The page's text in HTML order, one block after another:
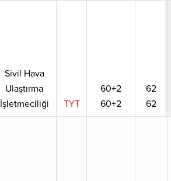
Sivil Hava
Ulaştırma
İşletmeciliği
TYT
60+2
60+2
62
62